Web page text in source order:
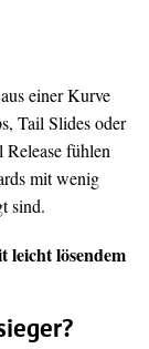
einer Kurve
Tail Slides oder
fühlen
mit wenig
sind.
leicht lösendem